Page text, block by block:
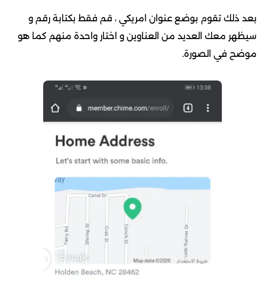
بعد ذلك تقوم بوضع عنوان امريكي ، قم فقط بكتابة رقم و
سيظهر معك العديد من العناوين و اختار واحدة منهم كما هو
موضح في الصورة.